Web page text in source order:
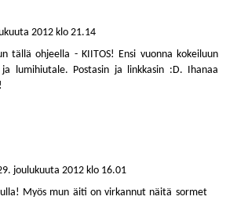
2012 klo 21.14
tällä ohjeella - KIITOS! Ensi vuonna kokeiluun
lumihiutale. Postasin ja linkkasin :D. Ihanaa
joulukuuta 2012 klo 16.01
Myös mun äiti on virkannut näitä sormet